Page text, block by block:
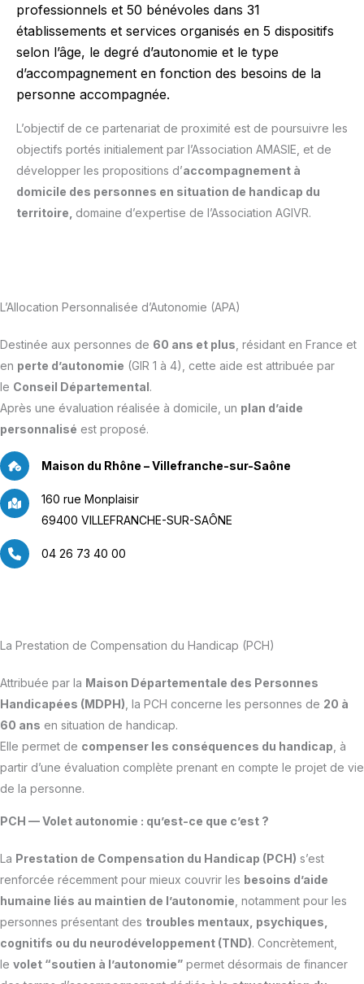
professionnels et 50 bénévoles dans 31
établissements et services organisés en 5 dispositifs
selon l’âge, le degré d’autonomie et le type
d’accompagnement en fonction des besoins de la
personne accompagnée.
L’objectif de ce partenariat de proximité est de poursuivre les
objectifs portés initialement par l’Association AMASIE, et de
développer les propositions d’accompagnement à
domicile des personnes en situation de handicap du
territoire, domaine d’expertise de l’Association AGIVR.
L’Allocation Personnalisée d’Autonomie (APA)
Destinée aux personnes de 60 ans et plus , résidant en France et
en perte d’autonomie (GIR 1 à 4), cette aide est attribuée par
le Conseil Départemental.
Après une évaluation réalisée à domicile, un plan d’aide
personnalisé est proposé.
Maison du Rhône – Villefranche-sur-Saône
160 rue Monplaisir
69400 VILLEFRANCHE-SUR-SAÔNE
04 26 73 40 00
La Prestation de Compensation du Handicap (PCH)
Attribuée par la Maison Départementale des Personnes
Handicapées (MDPH) , la PCH concerne les personnes de 20 à
60 ans en situation de handicap.
Elle permet de compenser les conséquences du handicap , à
partir d’une évaluation complète prenant en compte le projet de vie
de la personne.
PCH — Volet autonomie : qu’est-ce que c’est ?
La Prestation de Compensation du Handicap (PCH) s’est
renforcée récemment pour mieux couvrir les besoins d’aide
humaine liés au maintien de l’autonomie , notamment pour les
personnes présentant des troubles mentaux, psychiques,
cognitifs ou du neurodéveloppement (TND). Concrètement,
le volet “soutien à l’autonomie” permet désormais de financer